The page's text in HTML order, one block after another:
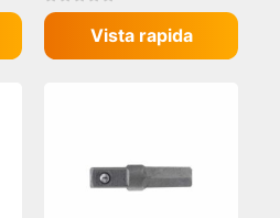
0out of 5
Vista rapida